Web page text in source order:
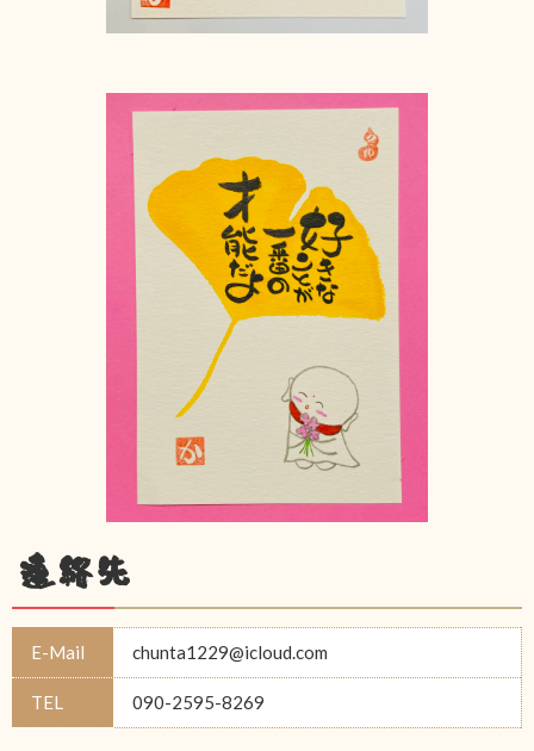
連絡先
E-Mail chunta1229@icloud.com
TEL 090-2595-8269